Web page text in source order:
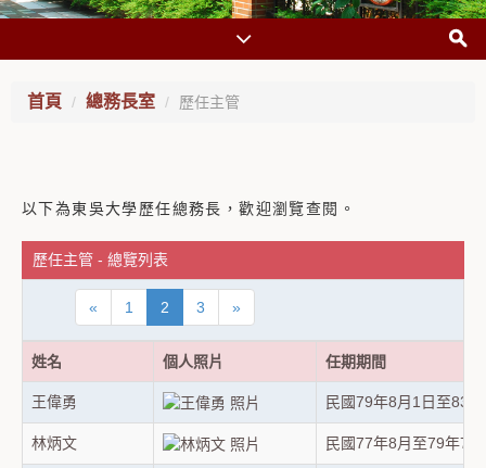
首頁 總務長室 歷任主管
以下為東吳大學歷任總務長，歡迎瀏覽查閱。
歷任主管 - 總覽列表
« 1 2 3 »
姓名 個人照片 任期期間
王偉勇 民國79年8月1日至83
林炳文 民國77年8月至79年7